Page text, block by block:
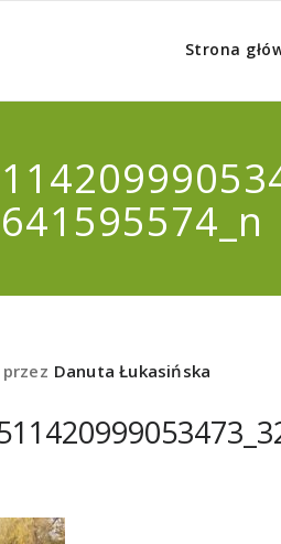
Strona
Danuta Łukasińska